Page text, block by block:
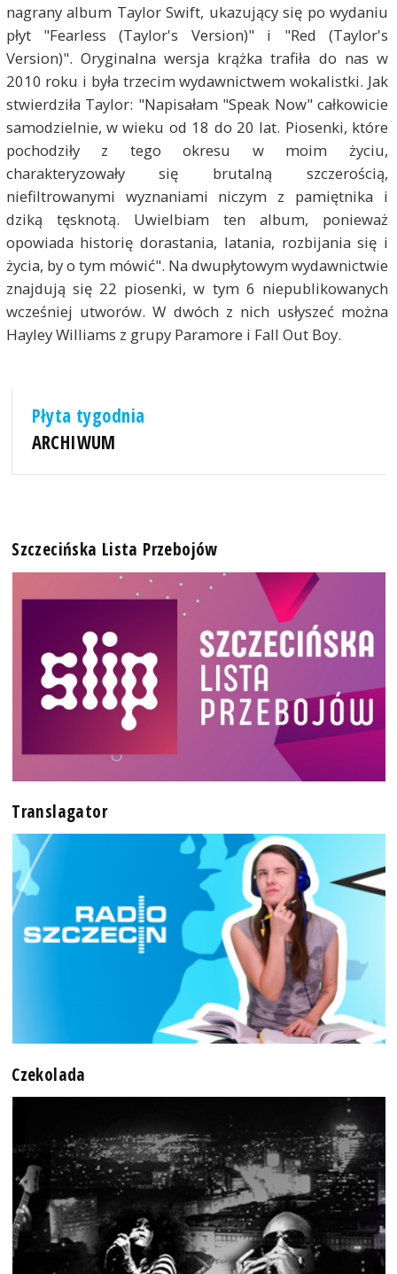
nagrany album Taylor Swift, ukazujący się po wydaniu
płyt "Fearless (Taylor's Version)" i "Red (Taylor's
Version)". Oryginalna wersja krążka trafiła do nas w
2010 roku i była trzecim wydawnictwem wokalistki. Jak
stwierdziła Taylor: "Napisałam "Speak Now" całkowicie
samodzielnie, w wieku od 18 do 20 lat. Piosenki, które
pochodziły z tego okresu w moim życiu,
charakteryzowały się brutalną szczerością,
niefiltrowanymi wyznaniami niczym z pamiętnika i
dziką tęsknotą. Uwielbiam ten album, ponieważ
opowiada historię dorastania, latania, rozbijania się i
życia, by o tym mówić". Na dwupłytowym wydawnictwie
znajdują się 22 piosenki, w tym 6 niepublikowanych
wcześniej utworów. W dwóch z nich usłyszeć można
Hayley Williams z grupy Paramore i Fall Out Boy.
Płyta tygodnia
ARCHIWUM
Szczecińska Lista Przebojów
Translagator
Czekolada